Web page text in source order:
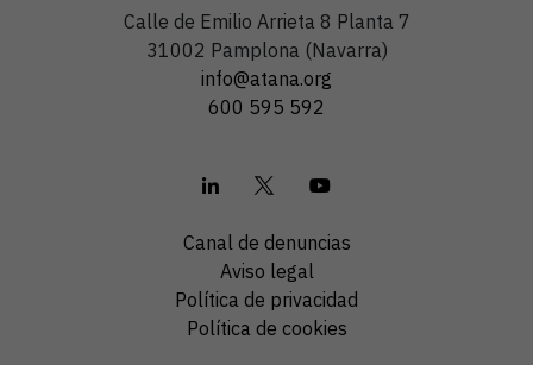
Calle de Emilio Arrieta 8 Planta 7
31002 Pamplona (Navarra)
info@atana.org
600 595 592
Canal de denuncias
Aviso legal
Política de privacidad
Política de cookies